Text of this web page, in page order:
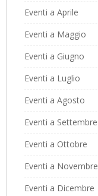
Eventi a Aprile
Eventi a Maggio
Eventi a Giugno
Eventi a Luglio
Eventi a Agosto
Eventi a Settembre
Eventi a Ottobre
Eventi a Novembre
Eventi a Dicembre